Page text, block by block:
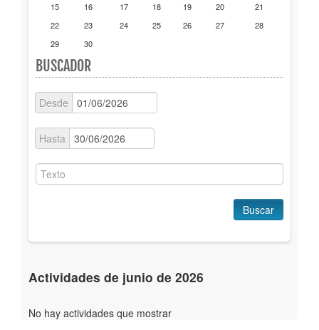
15
16 17 18 19 20
21
22
23 24 25 26 27
28
29
30
BUSCADOR
Desde
Hasta
Buscar
Actividades de junio de 2026
No hay actividades que mostrar